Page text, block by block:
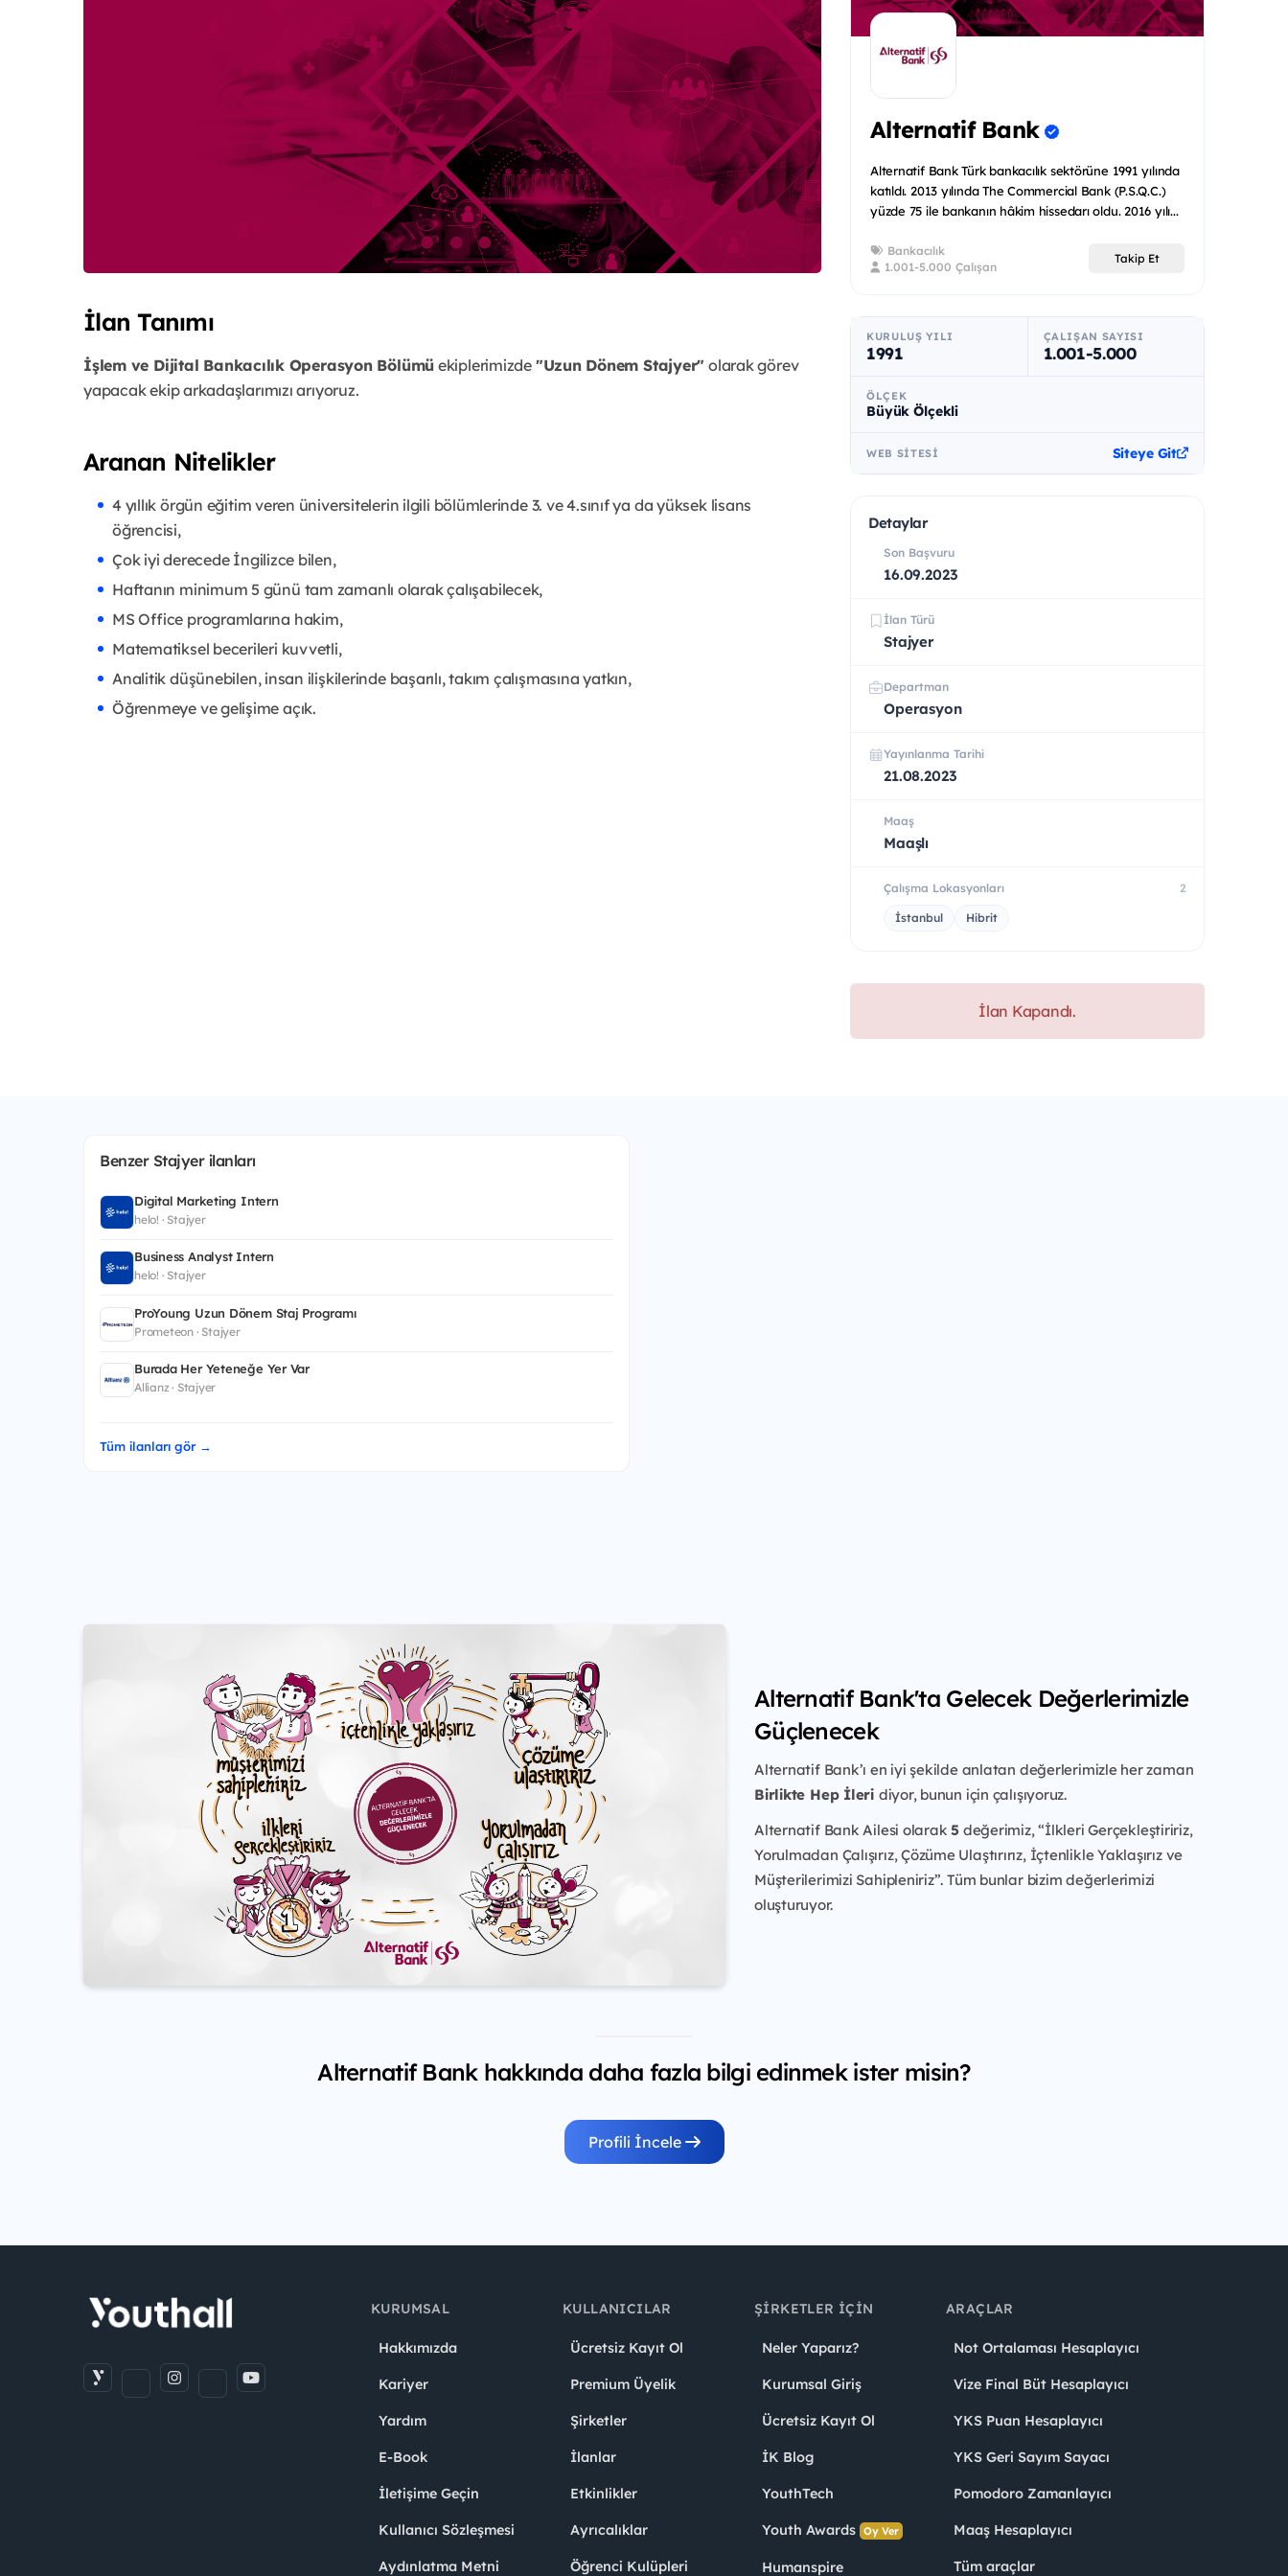
İlan Tanımı
İşlem ve Dijital Bankacılık Operasyon Bölümü ekiplerimizde "Uzun Dönem Stajyer" olarak görev
yapacak ekip arkadaşlarımızı arıyoruz.
Aranan Nitelikler
4 yıllık örgün eğitim veren üniversitelerin ilgili bölümlerinde 3. ve 4.sınıf ya da yüksek lisans
öğrencisi,
Çok iyi derecede İngilizce bilen,
Haftanın minimum 5 günü tam zamanlı olarak çalışabilecek,
MS Office programlarına hakim,
Matematiksel becerileri kuvvetli,
Analitik düşünebilen, insan ilişkilerinde başarılı, takım çalışmasına yatkın,
Öğrenmeye ve gelişime açık.
Alternatif Bank
Alternatif Bank Türk bankacılık sektörüne 1991 yılında
katıldı. 2013 yılında The Commercial Bank (P.S.Q.C.)
yüzde 75 ile bankanın hâkim hissedarı oldu. 2016 yılı...
Bankacılık
1.001-5.000 Çalışan
Takip Et
KURULUŞ YILI
1991
ÇALIŞAN SAYISI
1.001-5.000
ÖLÇEK
Büyük Ölçekli
WEB SITESI Siteye Git
Detaylar
Son Başvuru
16.09.2023
İlan Türü
Stajyer
Departman
Operasyon
Yayınlanma Tarihi
21.08.2023
Maaş
Maaşlı
Çalışma Lokasyonları 2
İstanbul Hibrit
İlan Kapandı.
Benzer Stajyer ilanları
Digital Marketing Intern
helo! · Stajyer
Business Analyst Intern
helo! · Stajyer
ProYoung Uzun Dönem Staj Programı
Prometeon · Stajyer
Burada Her Yeteneğe Yer Var
Allianz · Stajyer
Tüm ilanları gör →
Alternatif Bank'ta Gelecek Değerlerimizle
Güçlenecek
Alternatif Bank’ı en iyi şekilde anlatan değerlerimizle her zaman
Birlikte Hep İleri diyor, bunun için çalışıyoruz.
Alternatif Bank Ailesi olarak5 değerimiz, “İlkleri Gerçekleştiririz,
Yorulmadan Çalışırız, Çözüme Ulaştırırız, İçtenlikle Yaklaşırız ve
Müşterilerimizi Sahipleniriz”. Tüm bunlar bizim değerlerimizi
oluşturuyor.
Alternatif Bank hakkında daha fazla bilgi edinmek ister misin?
Profili İncele
KURUMSAL
Hakkımızda
Kariyer
Yardım
E-Book
İletişime Geçin
Kullanıcı Sözleşmesi
Aydınlatma Metni
KULLANICILAR
Ücretsiz Kayıt Ol
Premium Üyelik
Şirketler
İlanlar
Etkinlikler
Ayrıcalıklar
Öğrenci Kulüpleri
ŞIRKETLER İÇIN
Neler Yaparız?
Kurumsal Giriş
Ücretsiz Kayıt Ol
İK Blog
YouthTech
Youth Awards Oy Ver
Humanspire
ARAÇLAR
Not Ortalaması Hesaplayıcı
Vize Final Büt Hesaplayıcı
YKS Puan Hesaplayıcı
YKS Geri Sayım Sayacı
Pomodoro Zamanlayıcı
Maaş Hesaplayıcı
Tüm araçlar